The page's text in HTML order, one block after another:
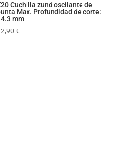
Cuchilla zund oscilante de
Max. Profundidad de corte:
mm
€